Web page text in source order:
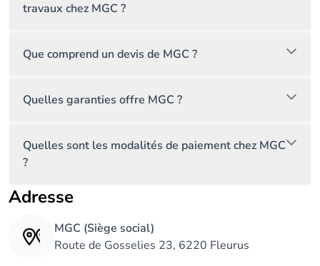
travaux chez MGC ?
Que comprend un devis de MGC ?
Quelles garanties offre MGC ?
Quelles sont les modalités de paiement chez MGC
?
Adresse
MGC (Siège social)
Route de Gosselies 23, 6220 Fleurus